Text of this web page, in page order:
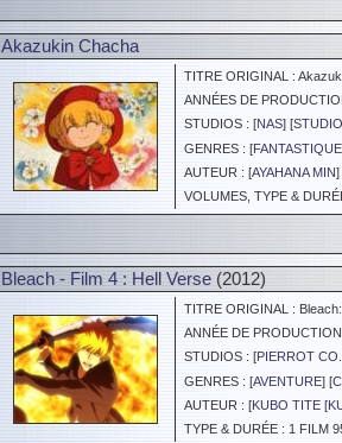
Akazukin Chacha
TITRE ORIGINAL :
ANNÉES DE
STUDIOS : [NAS] [
GENRES : [
AUTEUR : [AYAHANA MIN]
VOLUMES, TYPE &
Bleach - Film 4 : Hell Verse (2012)
TITRE ORIGINAL :
ANNÉE DE
STUDIOS : [PIERROT
GENRES : [AVENTURE] [
AUTEUR : [KUBO TITE
TYPE & DURÉE : 1 FILM